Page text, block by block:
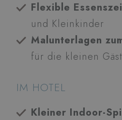
Flexible
und Kleinkinder
Malunterlagen
für die kleinen
IM HOTEL
Kleiner Indoor-